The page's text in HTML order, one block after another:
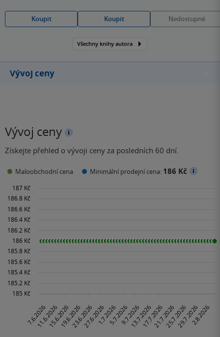
Koupit Koupit Nedostupné
Všechny knihy autora
Vývoj ceny
Vývoj ceny
Získejte přehled o vývoji ceny za posledních 60 dní.
Maloobchodní cena Minimální prodejní cena: 186 Kč